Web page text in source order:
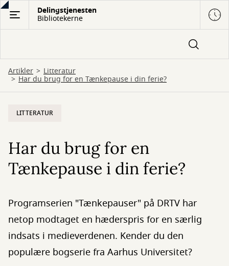
Gå
hovedindhold
Delingstjenesten
Bibliotekerne
Artikler Litteratur
Har du brug for en Tænkepause i din ferie?
LITTERATUR
Har du brug for en
Tænkepause i din ferie?
Programserien "Tænkepauser" på DRTV har
netop modtaget en hæderspris for en særlig
indsats i medieverdenen. Kender du den
populære bogserie fra Aarhus Universitet?